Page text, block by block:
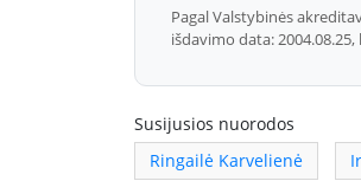
Pagal Valstybinės
išdavimo data:
Susijusios nuorodos
Ringailė Karvelienė